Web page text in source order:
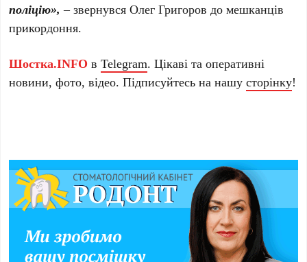
поліцію», – звернувся Олег Григоров до мешканців
прикордоння.
Шостка.INFO вTelegram. Цікаві та оперативні
новини, фото, відео. Підписуйтесь на нашусторінку!